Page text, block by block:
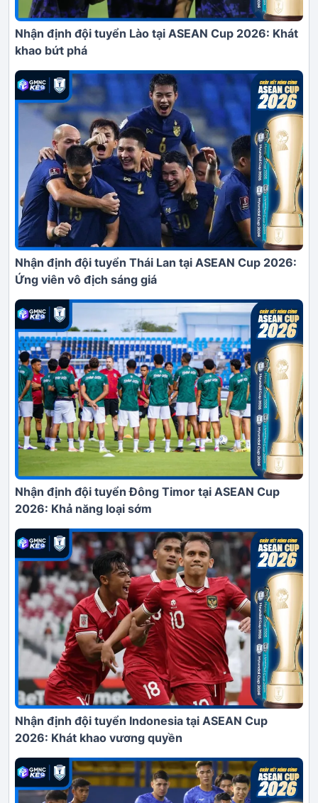
Nhận định đội tuyển Lào tại ASEAN Cup 2026: Khát
khao bứt phá
Nhận định đội tuyển Thái Lan tại ASEAN Cup 2026:
Ứng viên vô địch sáng giá
Nhận định đội tuyển Đông Timor tại ASEAN Cup
2026: Khả năng loại sớm
Nhận định đội tuyển Indonesia tại ASEAN Cup
2026: Khát khao vương quyền